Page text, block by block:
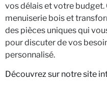
vos délais et votre
menuiserie bois et
des pièces uniques qui
pour discuter de vos
personnalisé.
Découvrez sur notre site